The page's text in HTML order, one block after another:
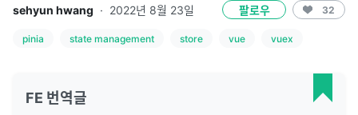
sehyun hwang · 2022년 8월 23일 팔로우 32
pinia state management store vue vuex
FE 번역글